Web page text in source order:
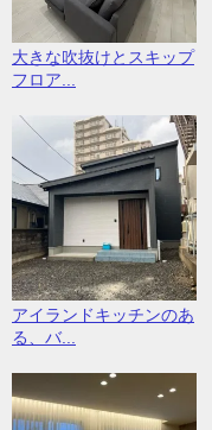
大きな吹抜けとスキップ
フロア...
アイランドキッチンのあ
る、バ...